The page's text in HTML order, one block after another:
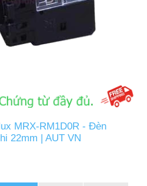
MRX-RM1D0R - Đèn
22mm | AUT VN